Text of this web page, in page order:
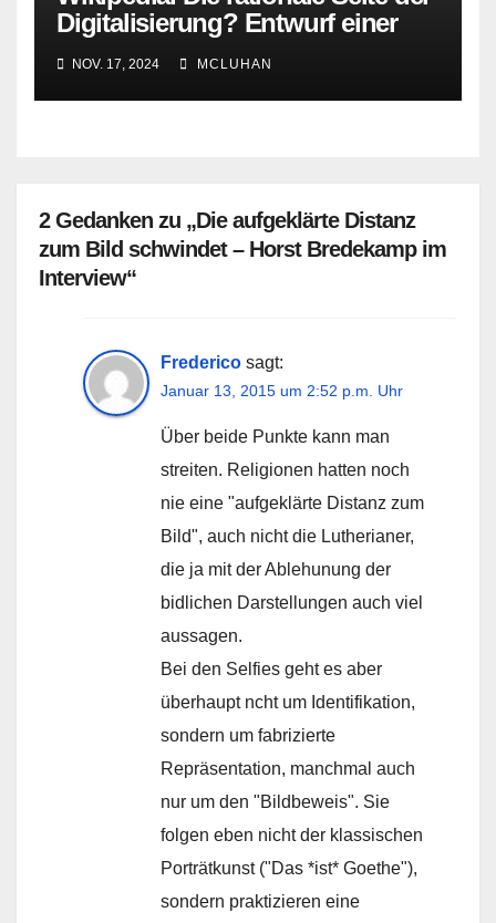
Digitalisierung? Entwurf einer
NOV. 17, 2024 MCLUHAN
2 Gedanken zu „Die aufgeklärte Distanz
zum Bild schwindet – Horst Bredekamp im
Interview“
Frederico sagt:
Januar 13, 2015 um 2:52 p.m. Uhr
Über beide Punkte kann man
streiten. Religionen hatten noch
nie eine "aufgeklärte Distanz zum
Bild", auch nicht die Lutherianer,
die ja mit der Ablehunung der
bidlichen Darstellungen auch viel
aussagen.
Bei den Selfies geht es aber
überhaupt ncht um Identifikation,
sondern um fabrizierte
Repräsentation, manchmal auch
nur um den "Bildbeweis". Sie
folgen eben nicht der klassischen
Porträtkunst ("Das *ist* Goethe"),
sondern praktizieren eine